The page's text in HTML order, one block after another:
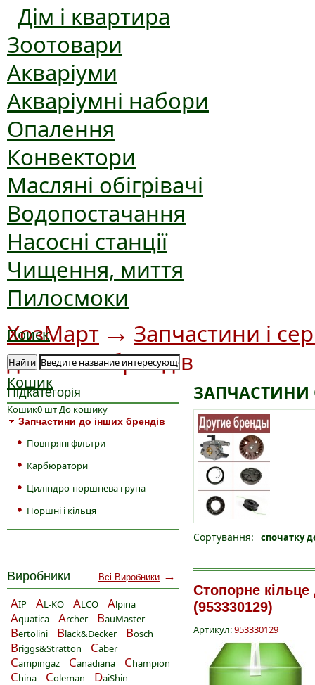
Дім і квартира
Зоотовари
Акваріуми
Акваріумні набори
Опалення
Конвектори
Масляні обігрівачі
Водопостачання
Насосні станції
Чищення, миття
Пилосмоки
Поиск
Найти
Кошик
Кошик0 штДо кошику
ХозМарт → Запчастини і
до інших брендів
Підкатегорія
Запчастини до інших брендів
Повітряні фільтри
Карбюратори
Циліндро-поршнева група
Поршні і кільця
Виробники Всі Виробники →
AIP AL-KO ALCO Alpina
Aquatica Archer BauMaster
Bertolini Black&Decker Bosch
Briggs&Stratton Caber
Campingaz Canadiana Champion
China Coleman DaiShin
ЗАПЧАСТИНИ
Сортування: спочатку
Стопорне
(953330129)
Артикул:953330129